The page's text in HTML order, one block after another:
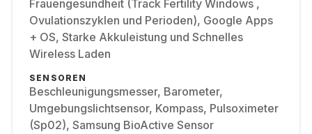
Frauengesundheit (Track Fertility Windows ,
Ovulationszyklen und Perioden), Google Apps
+ OS, Starke Akkuleistung und Schnelles
Wireless Laden
SENSOREN
Beschleunigungsmesser, Barometer,
Umgebungslichtsensor, Kompass, Pulsoximeter
(Sp02), Samsung BioActive Sensor